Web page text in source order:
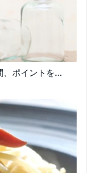
、ポイントを...